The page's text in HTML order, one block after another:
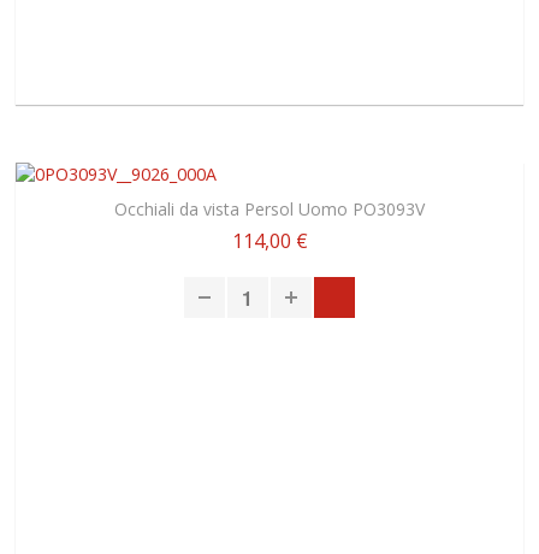
Occhiali da vista Persol Uomo PO3093V
114,00 €